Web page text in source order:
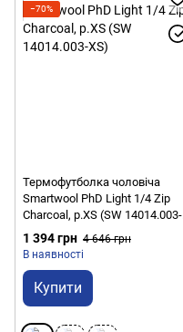
−70%
Термофутболка чоловіча
Smartwool PhD Light 1/4 Zip
Charcoal, р.XS (SW 14014.003-
XS)
1 394 грн 4 646 грн
В наявності
Купити